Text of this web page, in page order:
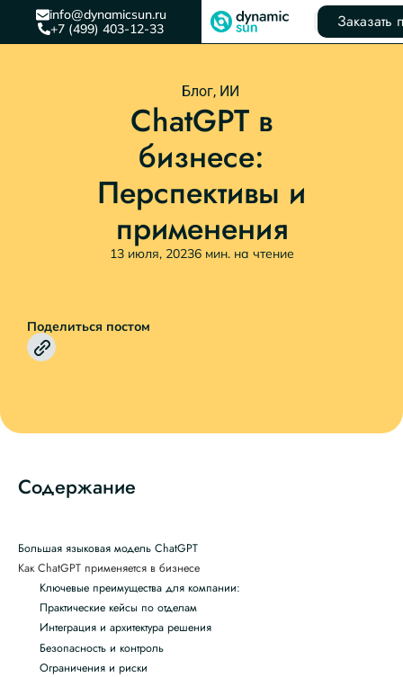
info@dynamicsun.ru
+7 (499) 403-12-33
Заказать
Блог, ИИ
ChatGPT в
бизнесе:
Перспективы и
применения
13 июля, 20236 мин. на чтение
Поделиться постом
Содержание
Большая языковая модель ChatGPT
Как ChatGPT применяется в бизнесе
Ключевые преимущества для компании:
Практические кейсы по отделам
Интеграция и архитектура решения
Безопасность и контроль
Ограничения и риски